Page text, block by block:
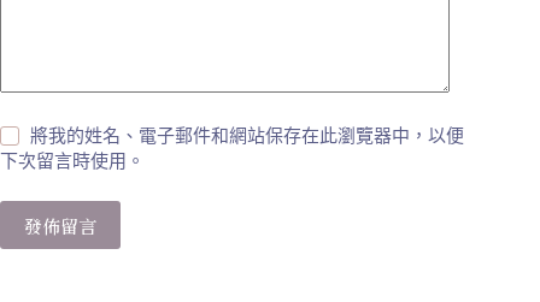
將我的姓名、電子郵件和網站保存在此瀏覽器中，以便
下次留言時使用。
發佈留言